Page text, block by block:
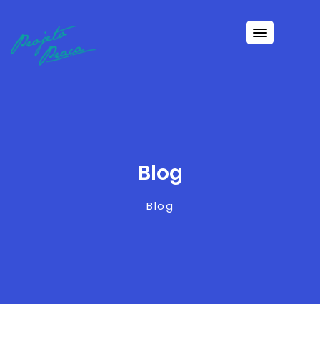
Blog
Blog